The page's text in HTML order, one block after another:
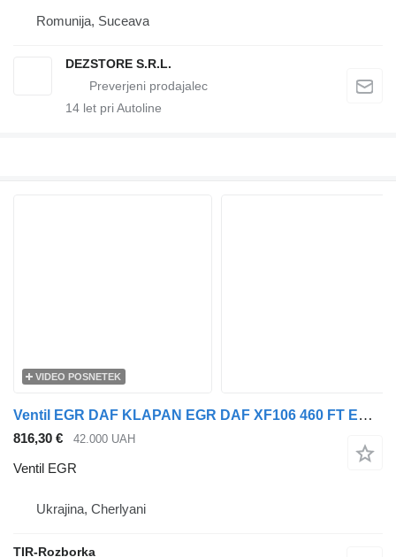
Romunija, Suceava
DEZSTORE S.R.L.
14 let pri Autoline
VIDEO POSNETEK
Ventil EGR DAF KLAPAN EGR DAF XF106 460 FT EURO 6 1952321 za vlačilec DAF XF, CF
816,30 € 42.000 UAH
Ventil EGR
Ukrajina, Cherlyani
TIR-Rozborka